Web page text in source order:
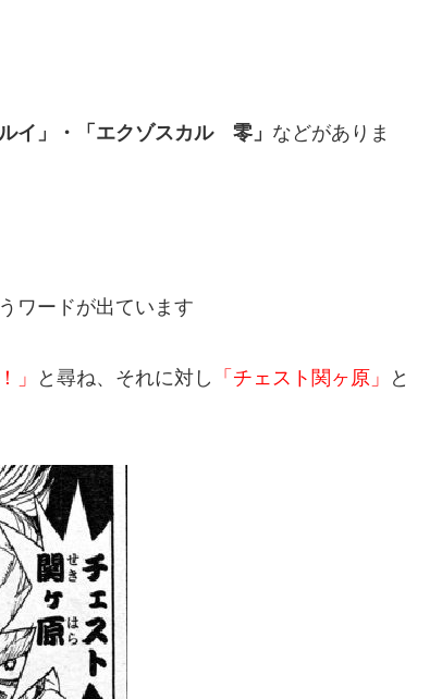
ルイ」・「エクゾスカル 零」 などがありま
ワードが出ています
」 と尋ね、それに対し 「チェスト関ヶ原」
と